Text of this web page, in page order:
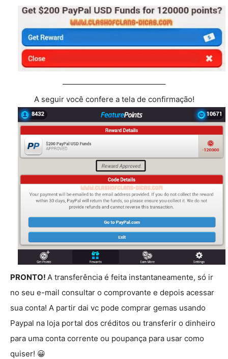
—————————————–
A seguir você confere a tela de confirmação!
PRONTO! A transferência é feita instantaneamente, só ir
no seu e-mail consultar o comprovante e depois acessar
sua conta! A partir dai vc pode comprar gemas usando
Paypal na loja portal dos créditos ou transferir o dinheiro
para uma conta corrente ou poupança para usar como
quiser! 😀